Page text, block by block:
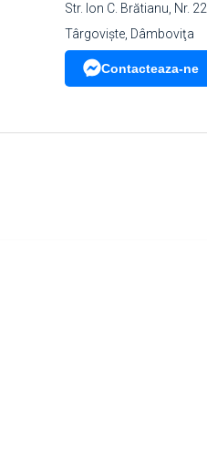
Str. Ion C. Brătianu, Nr. 22
Târgovişte, Dâmboviţa
Contacteaza-ne